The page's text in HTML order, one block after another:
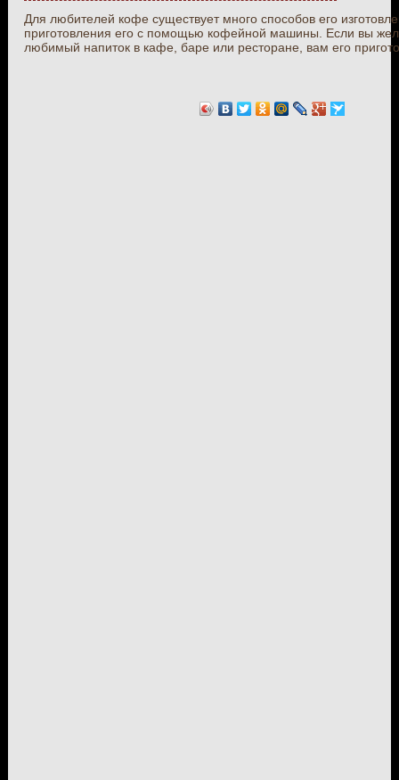
Для любителей кофе существует много способов его
приготовления его с помощью кофейной машины. Если вы
любимый напиток в кафе, баре или ресторане, вам его